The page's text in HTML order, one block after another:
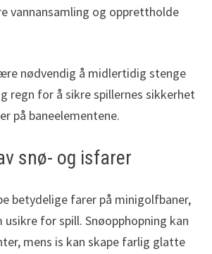
vannansamling og opprettholde
nødvendig å midlertidig stenge
regn for å sikre spillernes sikkerhet
på baneelementene.
snø- og isfarer
betydelige farer på minigolfbaner,
for spill. Snøopphopning kan
mens is kan skape farlig glatte